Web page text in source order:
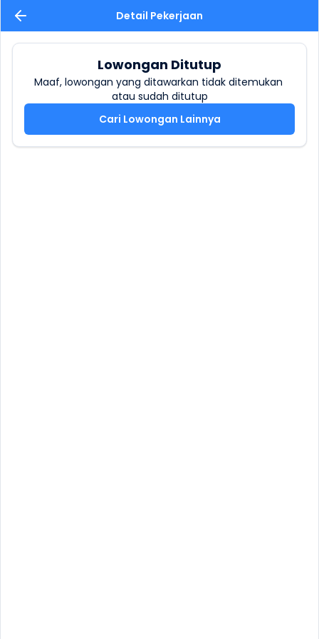
Detail Pekerjaan
Lowongan Ditutup
Maaf, lowongan yang ditawarkan tidak ditemukan
atau sudah ditutup
Cari Lowongan Lainnya